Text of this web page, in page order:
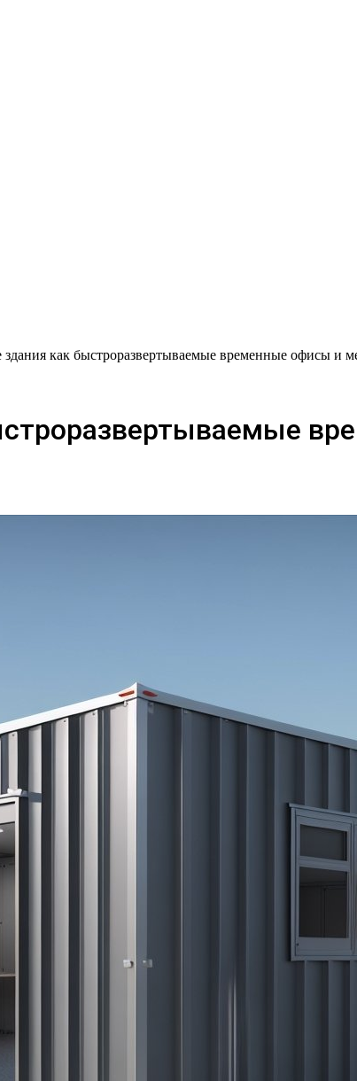
как быстроразвертываемые временные офисы и